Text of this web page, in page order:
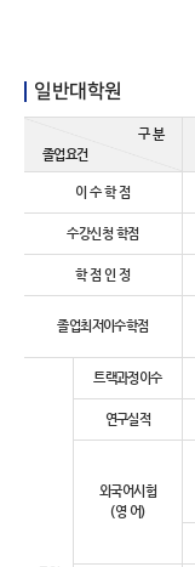
일반대학원
구 분
졸업요건
이 수 학 점
수강신청 학점
학 점 인 정
졸업최저이수학점
트랙과정이수
연구실적
외국어시험
(영 어)